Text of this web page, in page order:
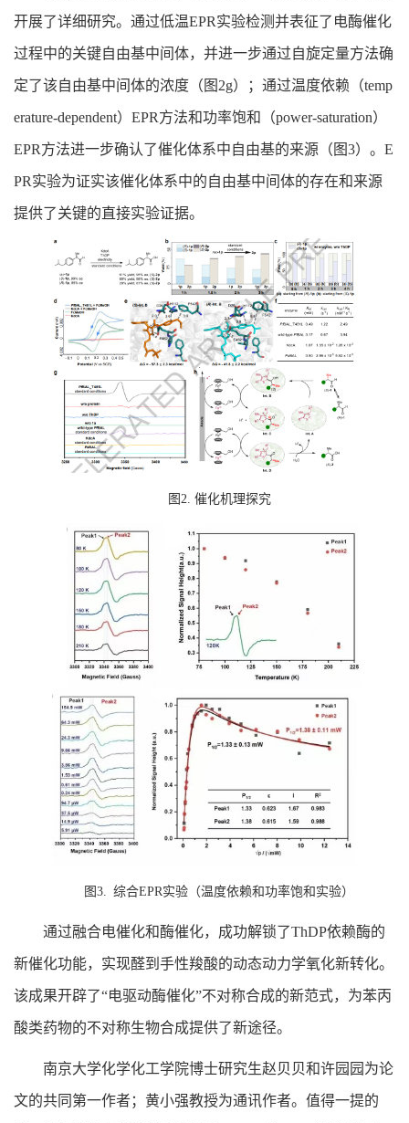
开展了详细研究。 通过低温EPR实验检测并表征了电酶催化
过程中的关键自由基中间体，并进一步通过自旋定量方法确
定了该自由基中间体的浓度（图 2g）；通过温度依赖（temp
erature-dependent） EPR方法和功率饱和（power-saturation）
EPR方法进一步确认了催化体系中自由基的来源 （图3）。 E
PR实验为证实该催化体系中的自由基中间体的存在和来源
提供了关键的直接实验证据。
图2. 催化机理探究
图3 综合EPR实验（温度依赖和功率饱和实验）
通过融合电催化和酶催化，成功解锁了ThDP依赖酶的
新催化功能，实现醛到手性羧酸的动态动力学氧化新转化。
该成果开辟了“电驱动酶催化”不对称合成的新范式，为苯丙
酸类药物的不对称生物合成提供了新途径。
南京大学化学化工学院博士研究生赵贝贝和许园园为论
文的共同第一作者；黄小强教授为通讯作者。值得一提的